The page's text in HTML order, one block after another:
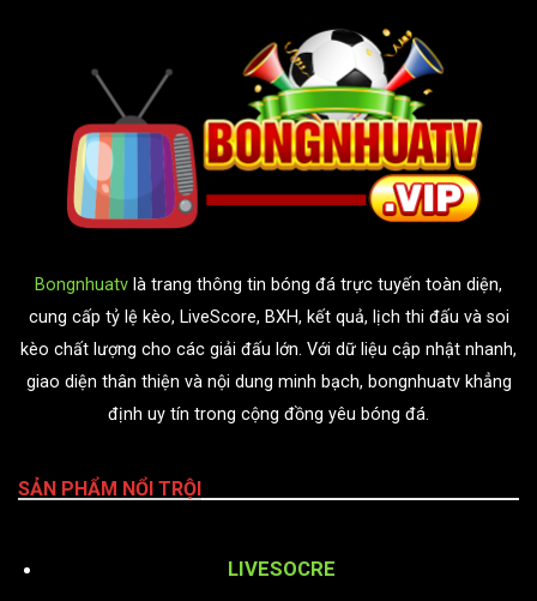
Bongnhuatv là trang thông tin bóng đá trực tuyến toàn diện,
cung cấp tỷ lệ kèo, LiveScore, BXH, kết quả, lịch thi đấu và soi
kèo chất lượng cho các giải đấu lớn. Với dữ liệu cập nhật nhanh,
giao diện thân thiện và nội dung minh bạch, bongnhuatv khẳng
định uy tín trong cộng đồng yêu bóng đá.
SẢN PHẨM NỔI TRỘI
LIVESOCRE